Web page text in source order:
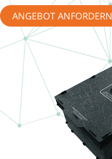
ANGEBOT ANFORDERN